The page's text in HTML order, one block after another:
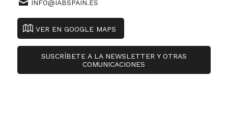
INFO@IABSPAIN.ES
VER EN GOOGLE MAPS
SUSCRÍBETE A LA NEWSLETTER Y OTRAS
COMUNICACIONES